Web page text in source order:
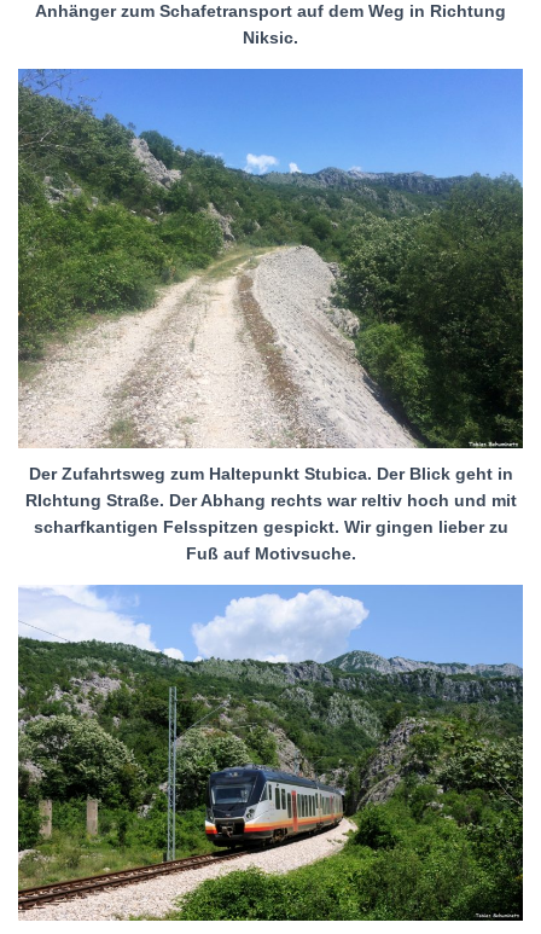
Anhänger zum Schafetransport auf dem Weg in Richtung
Niksic.
Der Zufahrtsweg zum Haltepunkt Stubica. Der Blick geht in
RIchtung Straße. Der Abhang rechts war reltiv hoch und mit
scharfkantigen Felsspitzen gespickt. Wir gingen lieber zu
Fuß auf Motivsuche.